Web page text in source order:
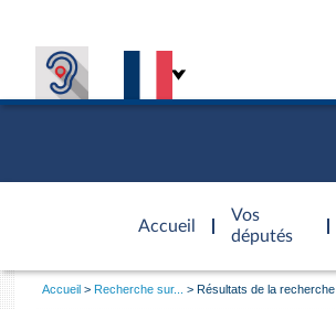
Accueil
d'accueil
Vos
députés
Vous
Accueil Recherche sur... Résultats de la recherche